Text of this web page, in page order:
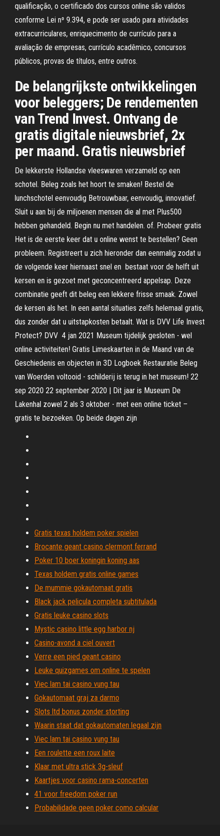
qualificação, o certificado dos cursos online são validos
conforme Lei nº 9.394, e pode ser usado para atividades
extracurriculares, enriquecimento de currículo para a
avaliação de empresas, currículo acadêmico, concursos
públicos, provas de títulos, entre outros.
De belangrijkste ontwikkelingen
voor beleggers; De rendementen
van Trend Invest. Ontvang de
gratis digitale nieuwsbrief, 2x
per maand. Gratis nieuwsbrief
De lekkerste Hollandse vleeswaren verzameld op een
schotel. Beleg zoals het hoort te smaken! Bestel de
lunchschotel eenvoudig Betrouwbaar, eenvoudig, innovatief.
Sluit u aan bij de miljoenen mensen die al met Plus500
hebben gehandeld. Begin nu met handelen. of. Probeer gratis
Het is de eerste keer dat u online wenst te bestellen? Geen
probleem. Registreert u zich hieronder dan eenmalig zodat u
de volgende keer hiernaast snel en bestaat voor de helft uit
kersen en is gezoet met geconcentreerd appelsap. Deze
combinatie geeft dit beleg een lekkere frisse smaak. Zowel
de kersen als het. In een aantal situaties zelfs helemaal gratis,
dus zonder dat u uitstapkosten betaalt. Wat is DVV Life Invest
Protect? DVV 4 jan 2021 Museum tijdelijk gesloten - wel
online activiteiten! Gratis Limeskaarten in de Maand van de
Geschiedenis en objecten in 3D Logboek Restauratie Beleg
van Woerden voltooid - schilderij is terug in het museum! 22
sep 2020 22 september 2020 | Dit jaar is Museum De
Lakenhal zowel 2 als 3 oktober - met een online ticket –
gratis te bezoeken. Op beide dagen zijn
Gratis texas holdem poker spielen
Brocante geant casino clermont ferrand
Poker 10 boer koningin koning aas
Texas holdem gratis online games
De mummie gokautomaat gratis
Black jack pelicula completa subtitulada
Gratis leuke casino slots
Mystic casino little egg harbor nj
Casino-avond a ciel ouvert
Verre een pied geant casino
Leuke quizgames om online te spelen
Viec lam tai casino vung tau
Gokautomaat graj za darmo
Slots ltd bonus zonder storting
Waarin staat dat gokautomaten legaal zijn
Viec lam tai casino vung tau
Een roulette een roux laite
Klaar met ultra stick 3g-sleuf
Kaartjes voor casino rama-concerten
41 voor freedom poker run
Probabilidade geen poker como calcular